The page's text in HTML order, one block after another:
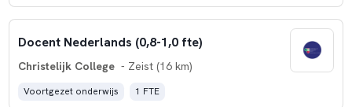
Docent Nederlands (0,8-1,0 fte)
Christelijk College - Zeist (16 km)
Voortgezet onderwijs 1 FTE